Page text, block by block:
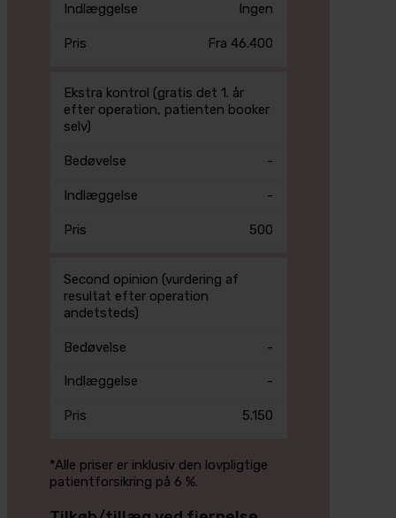
Ingen
Fra 46.400
Ekstra kontrol (gratis det 1. år
efter operation, patienten booker
selv)
-
-
500
Second opinion (vurdering af
resultat efter operation
andetsteds)
-
-
5.150
*Alle priser er inklusiv den lovpligtige
patientforsikring på 6 %.